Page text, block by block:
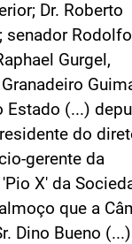
Dr. Roberto
senador Rodolfo
Gurgel,
Estado (...)
do
gerente da
X' da
que a
Dino Bueno